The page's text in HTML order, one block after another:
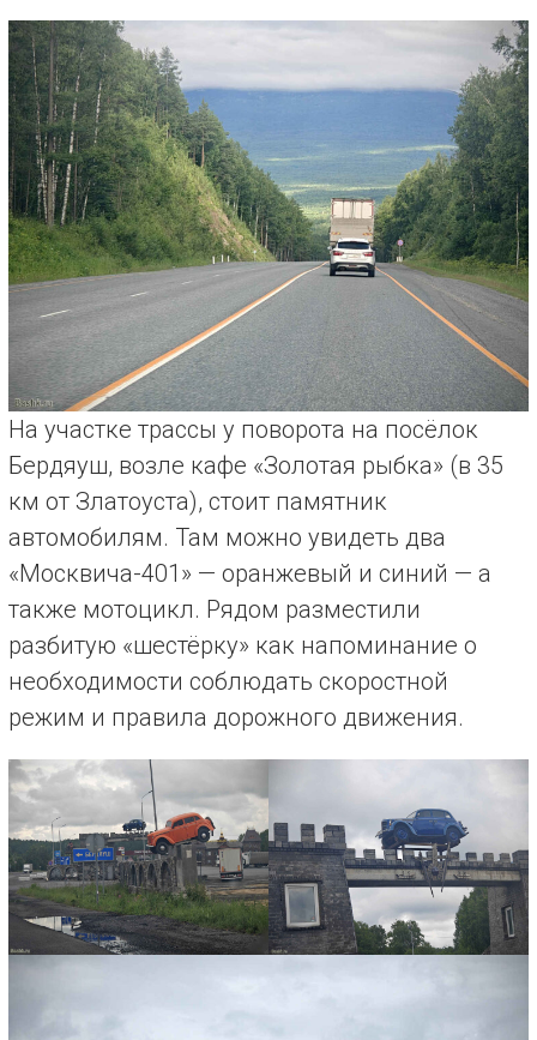
На участке трассы у поворота на посёлок
Бердяуш, возле кафе «Золотая рыбка» (в 35
км от Златоуста), стоит памятник
автомобилям. Там можно увидеть два
«Москвича-401» — оранжевый и синий — а
также мотоцикл. Рядом разместили
разбитую «шестёрку» как напоминание о
необходимости соблюдать скоростной
режим и правила дорожного движения.